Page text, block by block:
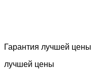
Гарантия лучшей цены
лучшей цены